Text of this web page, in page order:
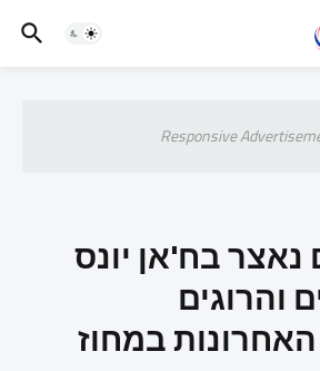
Responsive
נאצר בח'אן יונס
והרוגים
במחוז